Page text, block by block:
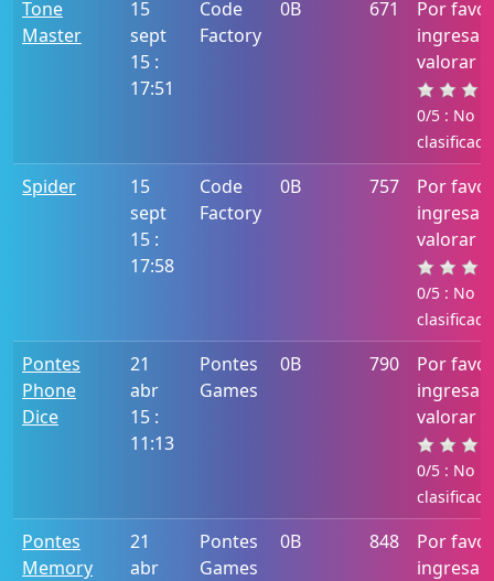
Tone
Master
15
sept
15 :
17:51
Code
Factory
0B 671
Por favor
ingresa
valorar
0/5 : No
clasificado
Spider
15
sept
15 :
17:58
Code
Factory
0B 757
Por favor
ingresa
valorar
0/5 : No
clasificado
Pontes
Phone
Dice
21
abr
15 :
11:13
Pontes
Games
0B 790
Por favor
ingresa
valorar
0/5 : No
clasificado
Pontes
Memory
21
abr
Pontes
Games
0B 848
Por favor
ingresa